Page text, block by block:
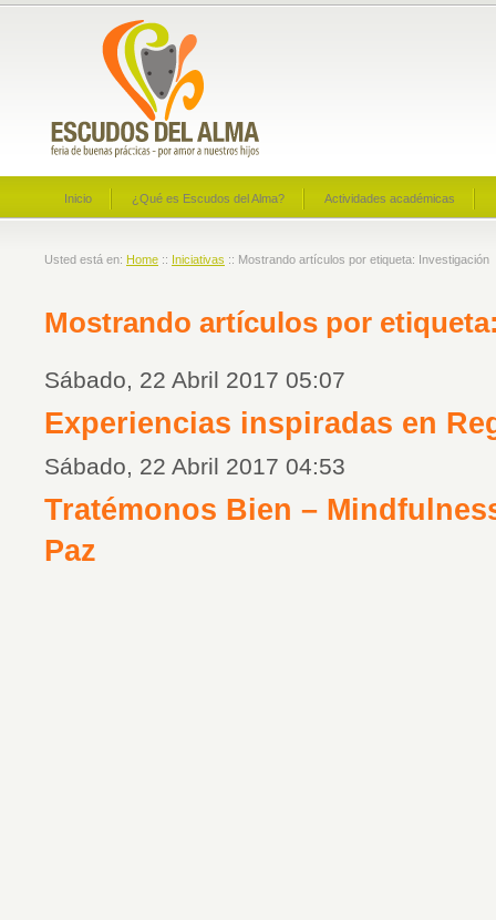
Inicio ¿Qué es Escudos del Alma? Actividades académicas
Usted está en: Home :: Iniciativas :: Mostrando artículos por etiqueta: Investigación
Mostrando artículos por
Sábado, 22 Abril 2017 05:07
Experiencias inspiradas en
Sábado, 22 Abril 2017 04:53
Tratémonos Bien –
Paz